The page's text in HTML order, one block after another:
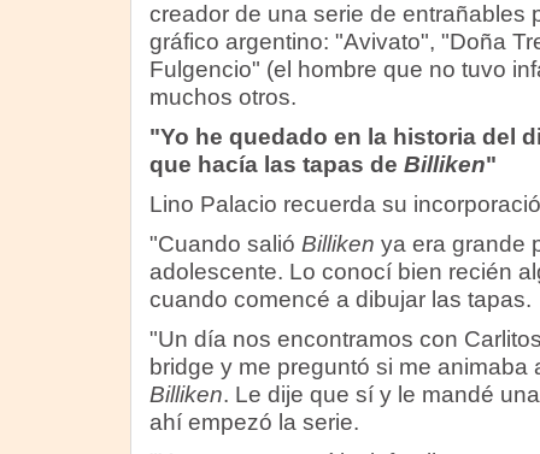
creador de una serie de entrañables
gráfico argentino: "Avivato", "Doña
Fulgencio" (el hombre que no tuvo
muchos otros.
"Yo he quedado en la historia del
que hacía las tapas de Billiken"
Lino Palacio recuerda su
"Cuando salió Billiken ya era grande
adolescente. Lo conocí bien recién
cuando comencé a dibujar las tapas.
"Un día nos encontramos con
bridge y me preguntó si me animaba
Billiken. Le dije que sí y le mandé
ahí empezó la serie.